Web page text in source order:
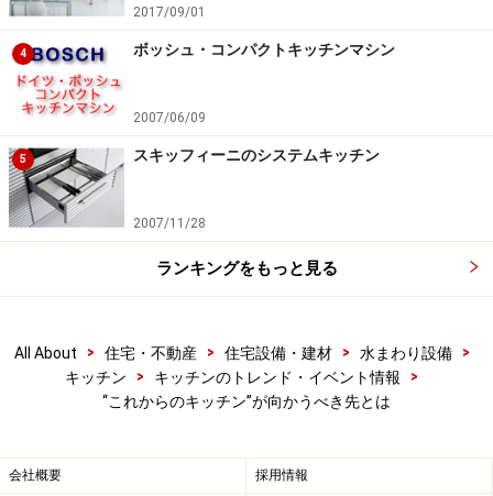
また、オーダーキッチンといっても、オーダーキッチン
屋さんがつくるものから、造作家具屋さん、建具屋さ
ん、大工さんが作る物もあり、実はつくり方によっては
システムキッチンと同等の価格で実現できる場合もあり
ます。たとえば写真のダイニングテーブルまで含んだ
1.2mx2.8mのキッチンは、50万円程度で出来ています。
こういったことを実現するためには設計者、施工者、住
まい手の知識と理解が必要なのです。
り、世界からかなり遅れているといわれる日本のキッチ
ンはもっと成長し、独自の進化を遂げると思っていま
な場所でキッチンの魅力を発信していこうと思っていま
す。
2017/09/01
4 ボッシュ・コンパクトキッチンマシン
2007/06/09
5 スキッフィーニのシステムキッチン
2007/11/28
ランキングをもっと見る
All About > 住宅・不動産 > 住宅設備・建材 > 水まわり設備
>
キッチン
> キッチンのトレンド・イベント情報
>
“これからのキッチン”が向かうべき先とは
会社概要 採用情報